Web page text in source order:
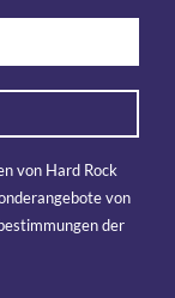
von Hard Rock
von
der